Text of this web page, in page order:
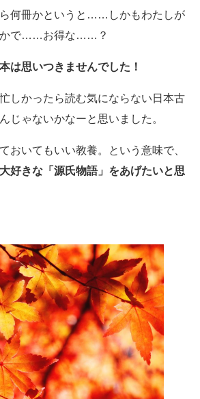
何冊かというと……しかもわたしが
かで……お得な……？
は思いつきませんでした！
しかったら読む気にならない日本古
じゃないかなーと思いました。
おいてもいい教養。という意味で、
好きな「源氏物語」をあげたいと思